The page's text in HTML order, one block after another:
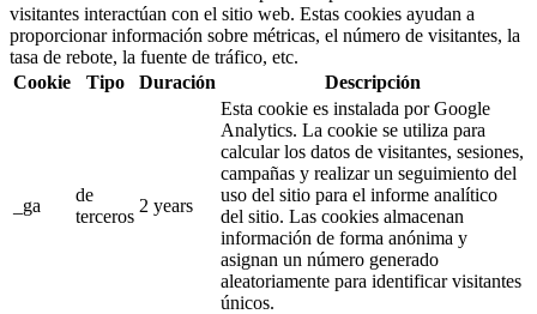
visitantes interactúan con el sitio web. Estas cookies ayudan a
proporcionar información sobre métricas, el número de visitantes, la
tasa de rebote, la fuente de tráfico, etc.
Cookie
Tipo Duración Descripción
_ga
de
terceros
2 years
Esta cookie es instalada por Google
Analytics. La cookie se utiliza para
calcular los datos de visitantes, sesiones,
campañas y realizar un seguimiento del
uso del sitio para el informe analítico
del sitio. Las cookies almacenan
información de forma anónima y
asignan un número generado
aleatoriamente para identificar visitantes
únicos.